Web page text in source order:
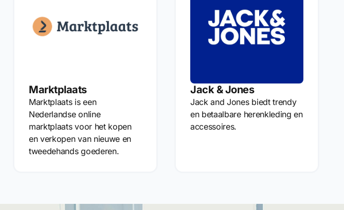
Marktplaats
Marktplaats is een
Nederlandse online
marktplaats voor het kopen
en verkopen van nieuwe en
tweedehands goederen.
Jack & Jones
Jack and Jones biedt trendy
en betaalbare herenkleding en
accessoires.